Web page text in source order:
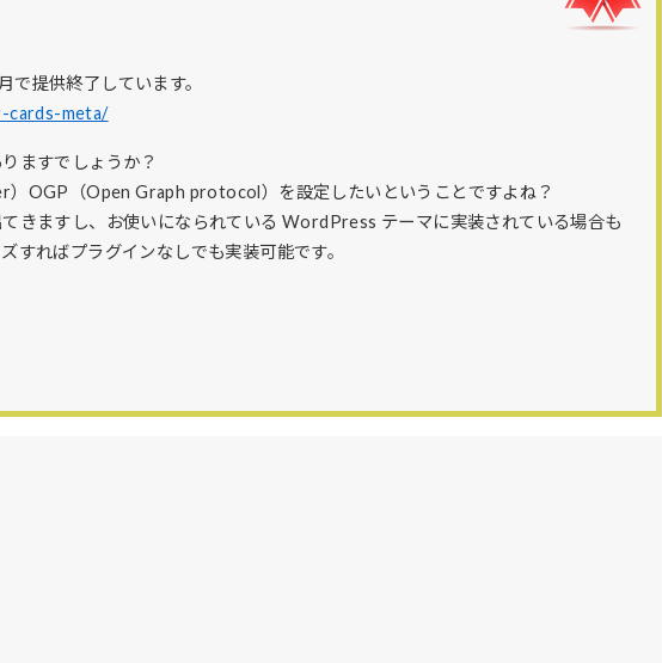
提供終了しています。
cards-meta/
ますでしょうか？
OGP（Open Graph protocol）を設定したいということですよね？
きますし、お使いになられている WordPress テーマに実装されている場合も
すればプラグインなしでも実装可能です。